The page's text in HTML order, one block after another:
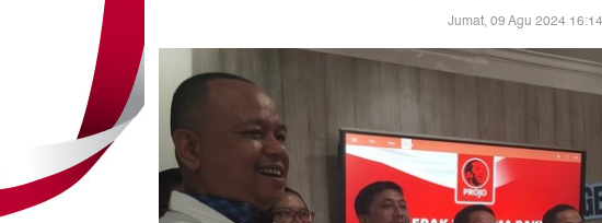
Jumat, 09 Agu 2024